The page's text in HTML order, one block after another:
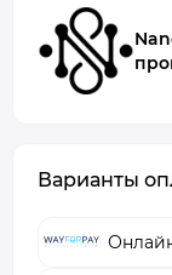
Варианты